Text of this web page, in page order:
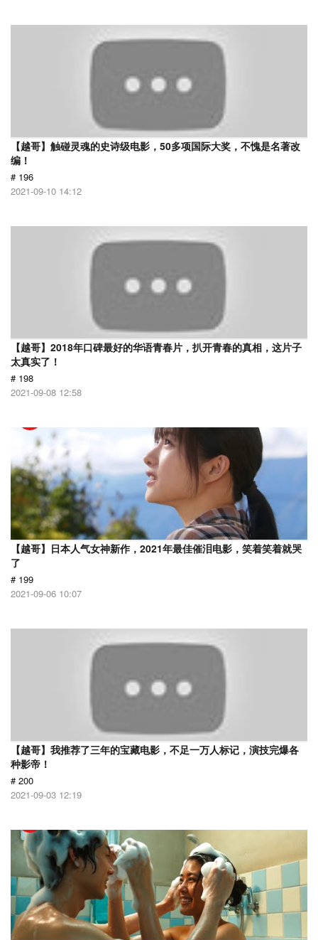
【越哥】触碰灵魂的史诗级电影，50多项国际大奖，不愧是名著改
编！
# 196
2021-09-10 14:12
【越哥】2018年口碑最好的华语青春片，扒开青春的真相，这片子
太真实了！
# 198
2021-09-08 12:58
【越哥】日本人气女神新作，2021年最佳催泪电影，笑着笑着就哭
了
# 199
2021-09-06 10:07
【越哥】我推荐了三年的宝藏电影，不足一万人标记，演技完爆各
种影帝！
# 200
2021-09-03 12:19